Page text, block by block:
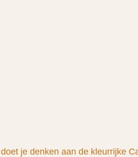
je denken aan de kleurrijke